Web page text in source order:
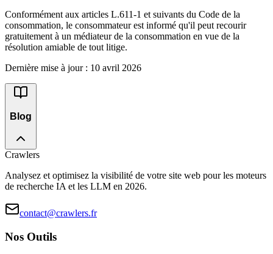
Conformément aux articles L.611-1 et suivants du Code de la
consommation, le consommateur est informé qu'il peut recourir
gratuitement à un médiateur de la consommation en vue de la
résolution amiable de tout litige.
Dernière mise à jour : 10 avril 2026
Blog
Crawlers
Analysez et optimisez la visibilité de votre site web pour les moteurs
de recherche IA et les LLM en 2026.
contact@crawlers.fr
Nos Outils